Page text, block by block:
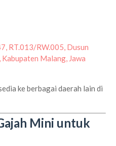
RT.013/RW.005, Dusun
Malang, Jawa
ke berbagai daerah lain di
Mini untuk